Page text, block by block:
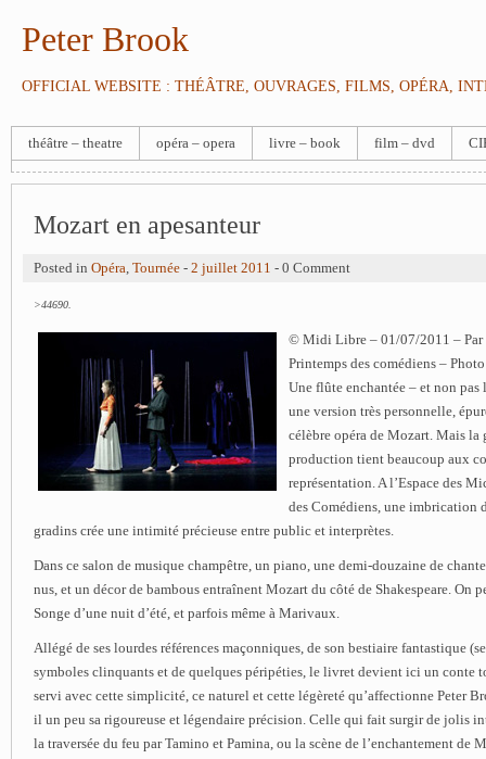
Peter Brook
OFFICIAL WEBSITE : THÉÂTRE, OUVRAGES, FILMS, OPÉRA,
théâtre – theatre opéra – opera livre – book film – dvd
Mozart en apesanteur
Posted in Opéra, Tournée - 2 juillet 2011 - 0 Comment
>44690.
© Midi Libre – 01/07/2011 – Par
Printemps des comédiens –
Une flûte enchantée – et non pas
une version très personnelle,
célèbre opéra de Mozart. Mais la
production tient beaucoup aux
représentation.A l’Espace des
des Comédiens, une imbrication
gradins crée une intimité précieuse entre public et interprètes.
Dans ce salon de musique champêtre, un piano, une demi-douzaine de
nus, et un décor de bambous entraînent Mozart du côté de Shakespeare. On
Songe d’une nuit d’été, et parfois même à Marivaux.
Allégé de ses lourdes références maçonniques, de son bestiaire fantastique
symboles clinquants et de quelques péripéties, le livret devient ici un conte
servi avec cette simplicité, ce naturel et cette légèreté qu’affectionne Peter
il un peu sa rigoureuse et légendaire précision. Celle qui fait surgir de jolis
la traversée du feu par Tamino et Pamina, ou la scène de l’enchantement de